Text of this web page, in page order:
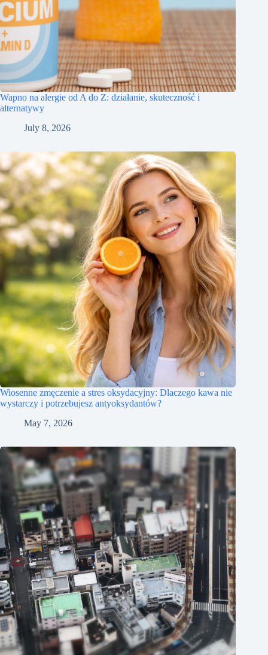
Wapno na alergie od A do Z: działanie, skuteczność i
alternatywy
July 8, 2026
Wiosenne zmęczenie a stres oksydacyjny: Dlaczego kawa nie
wystarczy i potrzebujesz antyoksydantów?
May 7, 2026